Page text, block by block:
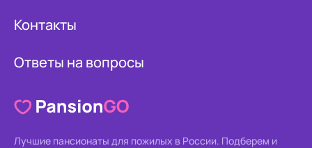
Контакты
Ответы на вопросы
Лучшие пансионаты для пожилых в России. Подберем и